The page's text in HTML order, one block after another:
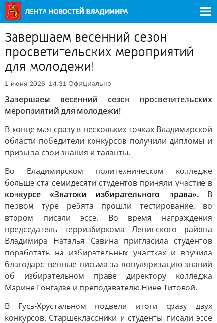
Завершаем весенний сезон
просветительских мероприятий
для молодежи!
1 июня 2026, 14:31 Официально
Завершаем весенний сезон просветительских
мероприятий для молодежи!
В конце мая сразу в нескольких точках Владимирской
области победители конкурсов получили дипломы и
призы за свои знания и таланты.
Во Владимирском политехническом колледже
больше ста семидесяти студентов приняли участие в
конкурсе «Знатоки избирательного права».В
первом туре ребята прошли тестирование, во
втором писали эссе. Во время награждения
председатель терризбиркома Ленинского района
Владимира Наталья Савина пригласила студентов
поработать на избирательных участках и вручила
благодарственные письма за популяризацию знаний
об избирательном праве директору колледжа
Марине Гонгадзе и преподавателю Нине Титовой.
В Гусь-Хрустальном подвели итоги сразу двух
конкурсов. Старшеклассники и студенты писали эссе